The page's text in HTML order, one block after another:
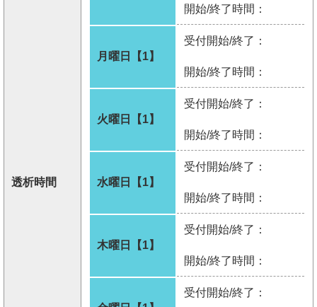
透析時間
開始/終了時間：
月曜日【1】
受付開始/終了：
開始/終了時間：
火曜日【1】
受付開始/終了：
開始/終了時間：
水曜日【1】
受付開始/終了：
開始/終了時間：
木曜日【1】
受付開始/終了：
開始/終了時間：
受付開始/終了：